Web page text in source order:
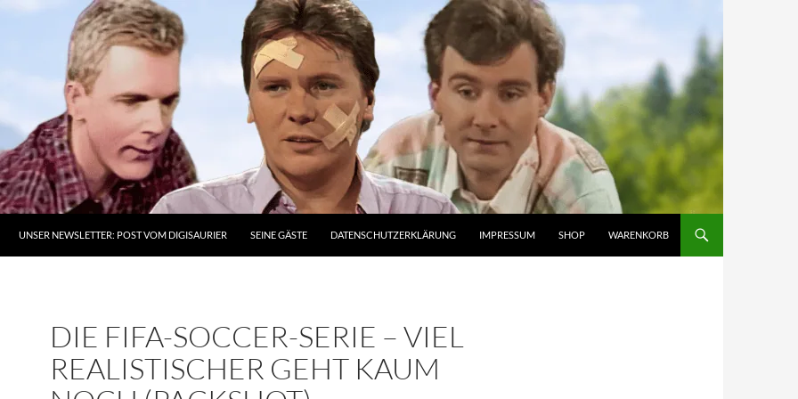
UNSER NEWSLETTER: POST VOM DIGISAURIER SEINE GÄSTE DATENSCHUTZERKLÄRUNG IMPRESSUM SHOP WARENKORB
DIE FIFA-SOCCER-SERIE – VIEL
REALISTISCHER GEHT KAUM